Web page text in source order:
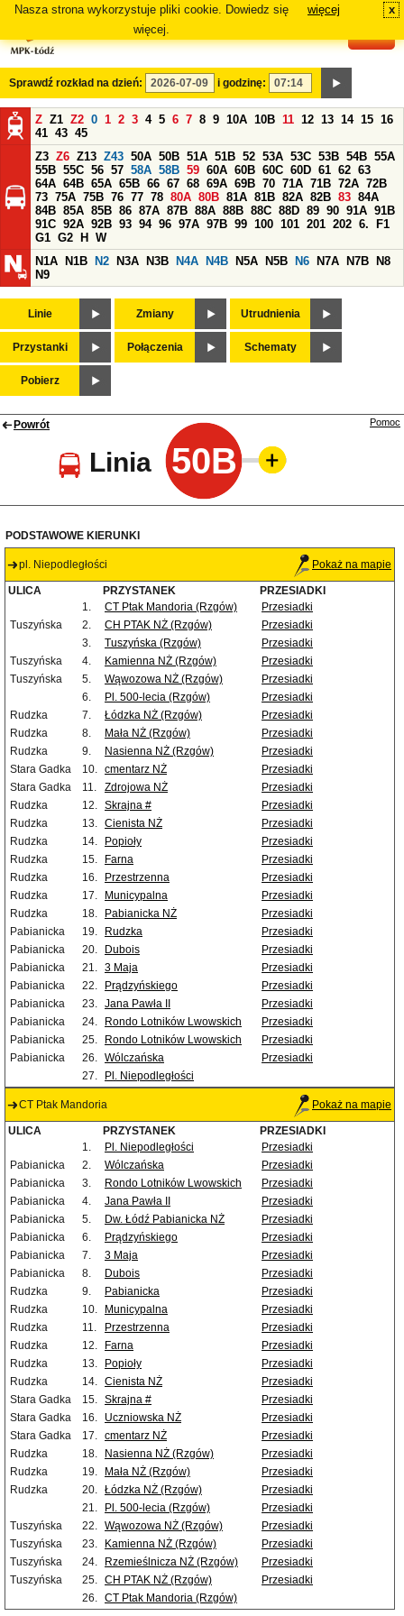
Nasza strona wykorzystuje pliki cookie. Dowiedz się
więcej.
więcej x
Sprawdź rozkład na dzień: i godzinę:
Z Z1 Z2 0 1 2 3 4 5 6 7 8 9 10A 10B 11 12 13 14 15 16
41 43 45
Z3 Z6 Z13 Z43 50A 50B 51A 51B 52 53A 53C 53B 54B 55A
55B 55C 56 57 58A 58B 59 60A 60B 60C 60D 61 62 63
64A 64B 65A 65B 66 67 68 69A 69B 70 71A 71B 72A 72B
73 75A 75B 76 77 78 80A 80B 81A 81B 82A 82B 83 84A
84B 85A 85B 86 87A 87B 88A 88B 88C 88D 89 90 91A 91B
91C 92A 92B 93 94 96 97A 97B 99 100 101 201 202 6.
F1
G1 G2 H
W
N1A
N1B N2 N3A N3B N4A N4B N5A N5B N6 N7A N7B
N8
N9
Linie Zmiany Utrudnienia
Przystanki Połączenia Schematy
Pobierz
Powrót
Linia 50B
Pomoc
PODSTAWOWE KIERUNKI
pl. Niepodległości Pokaż na mapie
ULICA PRZYSTANEK
PRZESIADKI
1.
CT Ptak Mandoria (Rzgów)
Przesiadki
Tuszyńska
2. CH PTAK NŻ (Rzgów)
Przesiadki
3.
Tuszyńska (Rzgów)
Przesiadki
Tuszyńska
4. Kamienna NŻ (Rzgów)
Przesiadki
Tuszyńska
5. Wąwozowa NŻ (Rzgów)
Przesiadki
6.
Pl. 500-lecia (Rzgów)
Przesiadki
Rudzka
7. Łódzka NŻ (Rzgów)
Przesiadki
Rudzka
8. Mała NŻ (Rzgów)
Przesiadki
Rudzka
9. Nasienna NŻ (Rzgów)
Przesiadki
Stara Gadka
10. cmentarz NŻ
Przesiadki
Stara Gadka
11. Zdrojowa NŻ
Przesiadki
Rudzka
12. Skrajna #
Przesiadki
Rudzka
13. Cienista NŻ
Przesiadki
Rudzka
14. Popioły
Przesiadki
Rudzka
15. Farna
Przesiadki
Rudzka
16. Przestrzenna
Przesiadki
Rudzka
17. Municypalna
Przesiadki
Rudzka
18. Pabianicka NŻ
Przesiadki
Pabianicka
19. Rudzka
Przesiadki
Pabianicka
20. Dubois
Przesiadki
Pabianicka
21. 3 Maja
Przesiadki
Pabianicka
22. Prądzyńskiego
Przesiadki
Pabianicka
23. Jana Pawła II
Przesiadki
Pabianicka
24. Rondo Lotników Lwowskich
Przesiadki
Pabianicka
25. Rondo Lotników Lwowskich
Przesiadki
Pabianicka
26. Wólczańska
Przesiadki
27.
Pl. Niepodległości
CT Ptak Mandoria Pokaż na mapie
ULICA PRZYSTANEK
PRZESIADKI
1.
Pl. Niepodległości
Przesiadki
Pabianicka
2. Wólczańska
Przesiadki
Pabianicka
3. Rondo Lotników Lwowskich
Przesiadki
Pabianicka
4. Jana Pawła II
Przesiadki
Pabianicka
5. Dw. Łódź Pabianicka NŻ
Przesiadki
Pabianicka
6. Prądzyńskiego
Przesiadki
Pabianicka
7. 3 Maja
Przesiadki
Pabianicka
8. Dubois
Przesiadki
Rudzka
9. Pabianicka
Przesiadki
Rudzka
10. Municypalna
Przesiadki
Rudzka
11. Przestrzenna
Przesiadki
Rudzka
12. Farna
Przesiadki
Rudzka
13. Popioły
Przesiadki
Rudzka
14. Cienista NŻ
Przesiadki
Stara Gadka
15. Skrajna #
Przesiadki
Stara Gadka
16. Uczniowska NŻ
Przesiadki
Stara Gadka
17. cmentarz NŻ
Przesiadki
Rudzka
18. Nasienna NŻ (Rzgów)
Przesiadki
Rudzka
19. Mała NŻ (Rzgów)
Przesiadki
Rudzka
20. Łódzka NŻ (Rzgów)
Przesiadki
21.
Pl. 500-lecia (Rzgów)
Przesiadki
Tuszyńska
22. Wąwozowa NŻ (Rzgów)
Przesiadki
Tuszyńska
23. Kamienna NŻ (Rzgów)
Przesiadki
Tuszyńska
24. Rzemieślnicza NŻ (Rzgów)
Przesiadki
Tuszyńska
25. CH PTAK NŻ (Rzgów)
Przesiadki
26. CT Ptak Mandoria (Rzgów)